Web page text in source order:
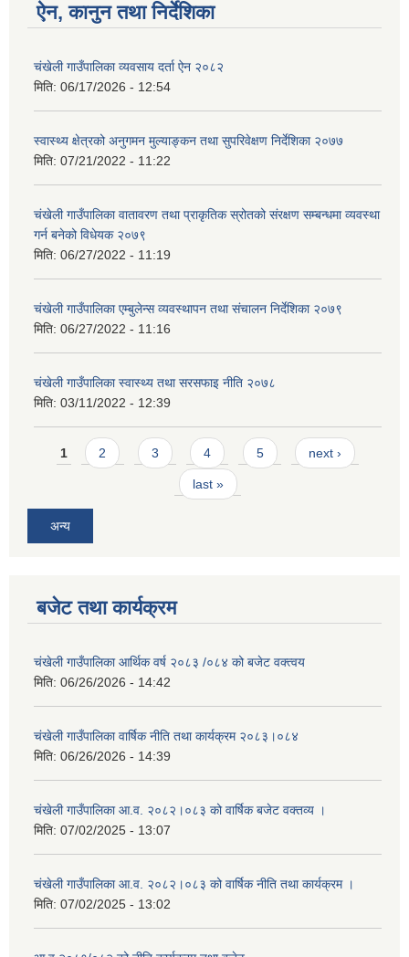
ऐन, कानुन तथा निर्देशिका
चंखेली गाउँपालिका व्यवसाय दर्ता ऐन २०८२
मिति: 06/17/2026 - 12:54
स्वास्थ्य क्षेत्रको अनुगमन मुल्याङ्कन तथा सुपरिवेक्षण निर्देशिका २०७७
मिति: 07/21/2022 - 11:22
चंखेली गाउँपालिका वातावरण तथा प्राकृतिक स्रोतको संरक्षण सम्बन्धमा व्यवस्था
गर्न बनेको विधेयक २०७९
मिति: 06/27/2022 - 11:19
चंखेली गाउँपालिका एम्बुलेन्स व्यवस्थापन तथा संचालन निर्देशिका २०७९
मिति: 06/27/2022 - 11:16
चंखेली गाउँपालिका स्वास्थ्य तथा सरसफाइ नीति २०७८
मिति: 03/11/2022 - 12:39
Pages
1 2 3 4 5 next ›
last »
अन्य
बजेट तथा कार्यक्रम
चंखेली गाउँपालिका आर्थिक वर्ष २०८३ /०८४ को बजेट वक्त्वय
मिति: 06/26/2026 - 14:42
चंखेली गाउँपालिका वार्षिक नीति तथा कार्यक्रम २०८३।०८४
मिति: 06/26/2026 - 14:39
चंखेली गाउँपालिका आ.व. २०८२।०८३ को वार्षिक बजेट वक्तव्य ।
मिति: 07/02/2025 - 13:07
चंखेली गाउँपालिका आ.व. २०८२।०८३ को वार्षिक नीति तथा कार्यक्रम ।
मिति: 07/02/2025 - 13:02